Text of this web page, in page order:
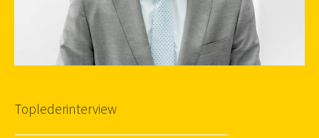
Toplederinterview